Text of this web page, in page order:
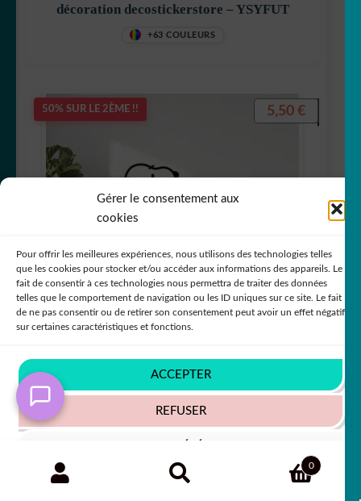
Gérer le consentement aux
cookies
Pour offrir les meilleures expériences, nous utilisons des technologies telles
que les cookies pour stocker et/ou accéder aux informations des appareils. Le
fait de consentir à ces technologies nous permettra de traiter des données
telles que le comportement de navigation ou les ID uniques sur ce site. Le fait
de ne pas consentir ou de retirer son consentement peut avoir un effet négatif
sur certaines caractéristiques et fonctions.
ACCEPTER
REFUSER
Politique de confidentialité
décoration decostickerstore – YSYFUT
+63 COULEURS
50% SUR LE 2ÈME !!
Sticker autocollant Snoopy scarabée voiture
décoration decostickerstore – KW8BLL
+63 COULEURS
5,50 €
Recherche
RECHERCHE 0